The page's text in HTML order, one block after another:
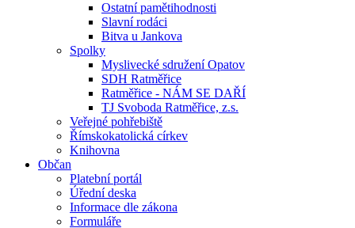
Ostatní pamětihodnosti
Slavní rodáci
Bitva u Jankova
Spolky
Myslivecké sdružení Opatov
SDH Ratměřice
Ratměřice - NÁM SE DAŘÍ
TJ Svoboda Ratměřice, z.s.
Veřejné pohřebiště
Římskokatolická církev
Knihovna
Občan
Platební portál
Úřední deska
Informace dle zákona
Formuláře